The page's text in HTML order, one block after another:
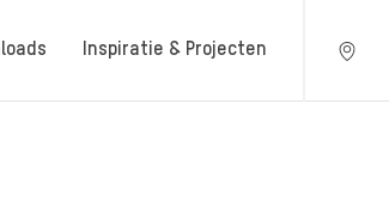
Inspiratie & Projecten